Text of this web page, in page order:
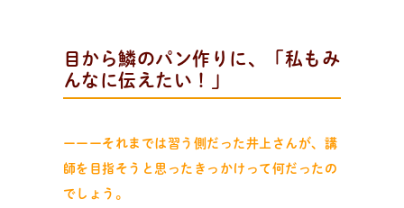
目から鱗のパン作りに、「私もみ
んなに伝えたい！」
ーーーそれまでは習う側だった井上さんが、講
師を目指そうと思ったきっかけって何だったの
でしょう。